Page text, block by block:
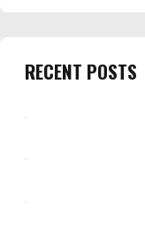
RECENT POSTS